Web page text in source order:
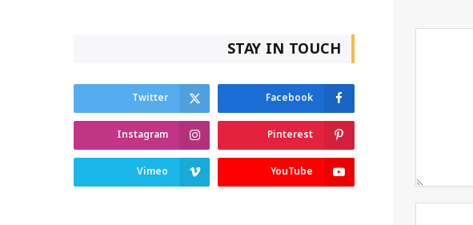
STAY IN TOUCH
Facebook
Twitter
Pinterest
Instagram
YouTube
Vimeo